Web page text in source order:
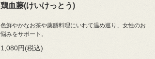
鶏血藤(けいけっとう)
色鮮やかなお茶や薬膳料理にいれて温め巡り、女性のお
悩みをサポート。
1,080円(税込)